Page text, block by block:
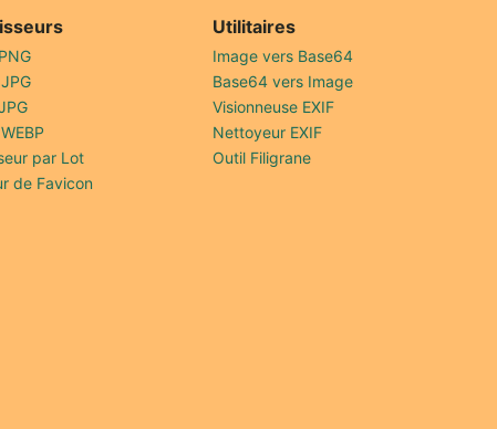
par Lot
de Favicon
Utilitaires
Image vers Base64
Base64 vers Image
Visionneuse EXIF
Nettoyeur EXIF
Outil Filigrane